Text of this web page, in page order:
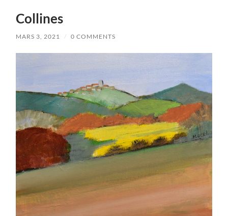
Collines
MARS 3, 2021 / 0 COMMENTS